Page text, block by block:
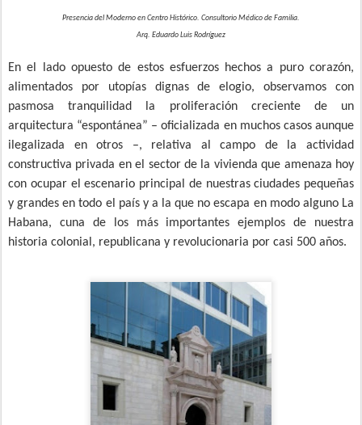
Presencia del Moderno en Centro Histórico. Consultorio Médico de Familia.
Arq. Eduardo Luis Rodríguez
En el lado opuesto de estos esfuerzos hechos a puro corazón,
alimentados por utopías dignas de elogio, observamos con
pasmosa tranquilidad la proliferación creciente de un
arquitectura “espontánea” – oficializada en muchos casos aunque
ilegalizada en otros –, relativa al campo de la actividad
constructiva privada en el sector de la vivienda que amenaza hoy
con ocupar el escenario principal de nuestras ciudades pequeñas
y grandes en todo el país y a la que no escapa en modo alguno La
Habana, cuna de los más importantes ejemplos de nuestra
historia colonial, republicana y revolucionaria por casi 500 años.